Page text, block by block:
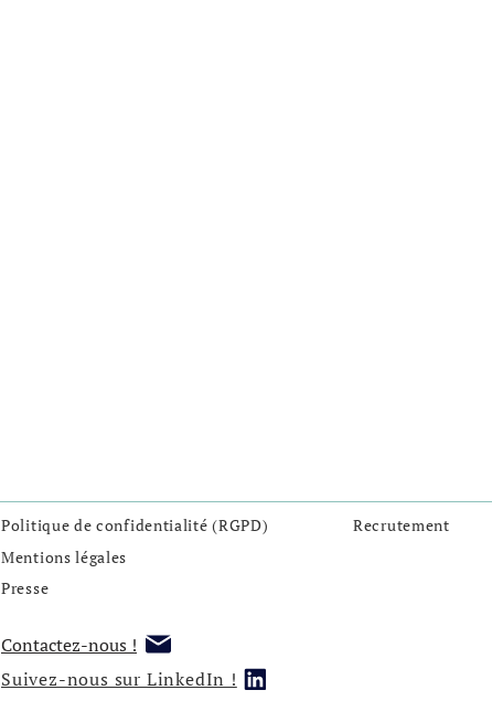
Politique de confidentialité (RGPD)
Recrutement
Mentions légales
Presse
Contactez-nous !
Suivez-nous sur LinkedIn !